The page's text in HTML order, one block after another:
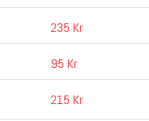
235 Kr
95 Kr
215 Kr